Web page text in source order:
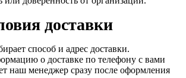
доставки
способ и адрес доставки.
о доставке по телефону с вами
наш менеджер сразу после оформления